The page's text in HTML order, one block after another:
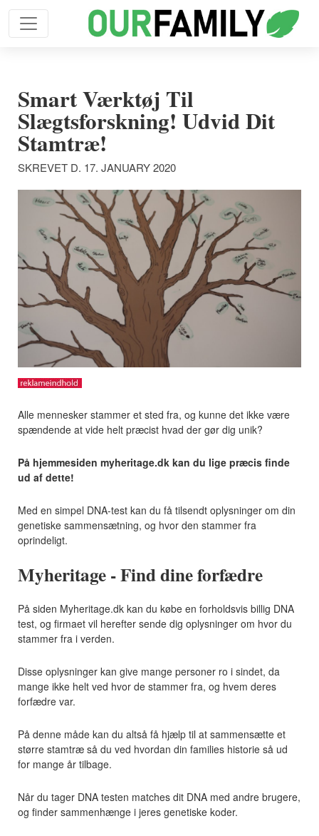
Smart Værktøj Til
Slægtsforskning! Udvid Dit
Stamtræ!
SKREVET D. 17. JANUARY 2020
Alle mennesker stammer et sted fra, og kunne det ikke være
spændende at vide helt præcist hvad der gør dig unik?
På hjemmesiden myheritage.dk kan du lige præcis finde
ud af dette!
Med en simpel DNA-test kan du få tilsendt oplysninger om din
genetiske sammensætning, og hvor den stammer fra
oprindeligt.
Myheritage - Find dine forfædre
På siden Myheritage.dk kan du købe en forholdsvis billig DNA
test, og firmaet vil herefter sende dig oplysninger om hvor du
stammer fra i verden.
Disse oplysninger kan give mange personer ro i sindet, da
mange ikke helt ved hvor de stammer fra, og hvem deres
forfædre var.
På denne måde kan du altså få hjælp til at sammensætte et
større stamtræ så du ved hvordan din families historie så ud
for mange år tilbage.
Når du tager DNA testen matches dit DNA med andre brugere,
og finder sammenhænge i jeres genetiske koder.